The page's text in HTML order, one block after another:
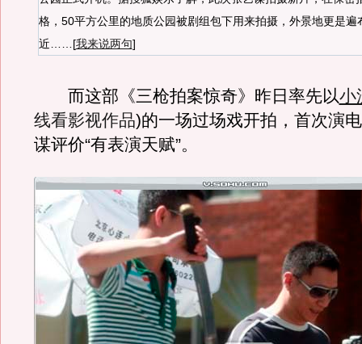
格，50平方公里的地质公园被剧组包下用来拍摄，外景地更是遍
近……[我来说两句]
而这部《三枪拍案惊奇》昨日率先以小
线看影视作品)的一场过场戏开拍，首次演
谋评价“有表演天赋”。